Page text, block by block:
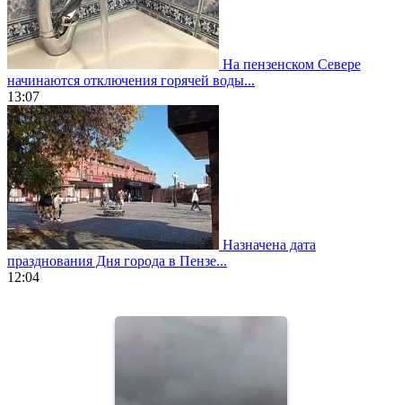
На пензенском Севере
начинаются отключения горячей воды...
13:07
Назначена дата
празднования Дня города в Пензе...
12:04